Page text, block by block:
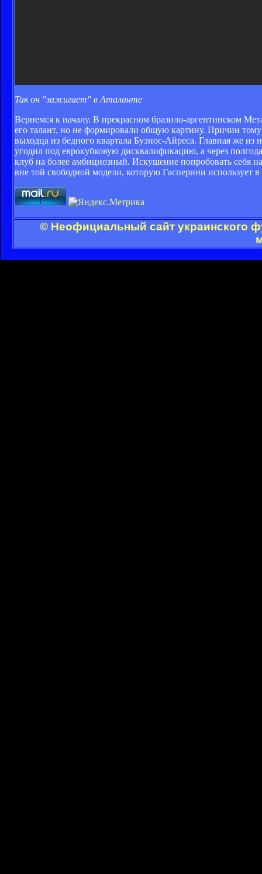
Так он "зажигает" в Аталанте
Вернемся к началу. В прекрасном бразило-аргентинском
его талант, но не формировали общую картину. Причин
выходца из бедного квартала Буэнос-Айреса. Главная же
угодил под еврокубковую дисквалификацию, а через
клуб на более амбициозный. Искушение попробовать себя
вне той свободной модели, которую Гасперини использует
© Неофициальный сайт украинского